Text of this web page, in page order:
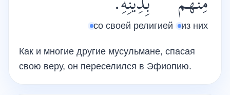
из них
со своей религией
Как и многие другие мусульмане, спасая
свою веру, он переселился в Эфиопию.